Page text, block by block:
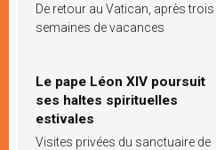
De retour au Vatican, après trois
semaines de vacances
Le pape Léon XIV poursuit
ses haltes spirituelles
estivales
Visites privées du sanctuaire de